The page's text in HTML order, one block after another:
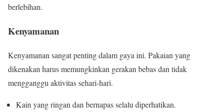
berlebihan.
Kenyamanan
Kenyamanan sangat penting dalam gaya ini. Pakaian yang
dikenakan harus memungkinkan gerakan bebas dan tidak
mengganggu aktivitas sehari-hari.
Kain yang ringan dan bernapas selalu diperhatikan.